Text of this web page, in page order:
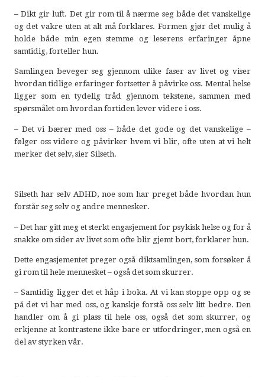
– Dikt gir luft. Det gir rom til å nærme seg både det vanskelige
og det vakre uten at alt må forklares. Formen gjør det mulig å
holde både min egen stemme og leserens erfaringer åpne
samtidig, forteller hun.
Samlingen beveger seg gjennom ulike faser av livet og viser
hvordan tidlige erfaringer fortsetter å påvirke oss. Mental helse
ligger som en tydelig tråd gjennom tekstene, sammen med
spørsmålet om hvordan fortiden lever videre i oss.
– Det vi bærer med oss – både det gode og det vanskelige –
følger oss videre og påvirker hvem vi blir, ofte uten at vi helt
merker det selv, sier Silseth.
Silseth har selv ADHD, noe som har preget både hvordan hun
forstår seg selv og andre mennesker.
– Det har gitt meg et sterkt engasjement for psykisk helse og for å
snakke om sider av livet som ofte blir gjemt bort, forklarer hun.
Dette engasjementet preger også diktsamlingen, som forsøker å
gi rom til hele mennesket – også det som skurrer.
– Samtidig ligger det et håp i boka. At vi kan stoppe opp og se
på det vi har med oss, og kanskje forstå oss selv litt bedre. Den
handler om å gi plass til hele oss, også det som skurrer, og
erkjenne at kontrastene ikke bare er utfordringer, men også en
del av styrken vår.